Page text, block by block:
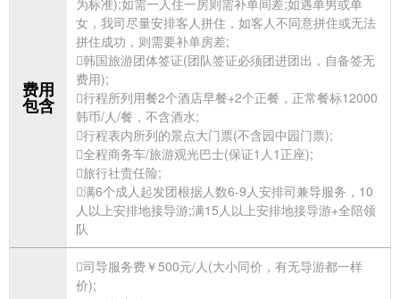
费用
包含
女，我司尽量安排客人拼住，如客人不同意拼住或无法
拼住成功，则需要补单房差;
韩国旅游团体签证(团队签证必须团进团出，自备签无
费用);
行程所列用餐2个酒店早餐+2个正餐，正常餐标12000
韩币/人/餐，不含酒水;
行程表内所列的景点大门票(不含园中园门票);
全程商务车/旅游观光巴士(保证1人1正座);
旅行社责任险;
满6个成人起发团根据人数6-9人安排司兼导服务，10
人以上安排地接导游;满15人以上安排地接导游+全陪领
队
司导服务费￥500元/人(大小同价，有无导游都一样
价);